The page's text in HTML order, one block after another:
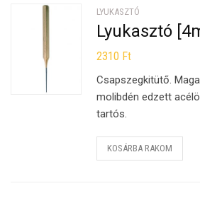
LYUKASZTÓ
Lyukasztó
2310 Ft
Csapszegkitütő.
molibdén edzett
tartós.
KOSÁRBA RAKOM